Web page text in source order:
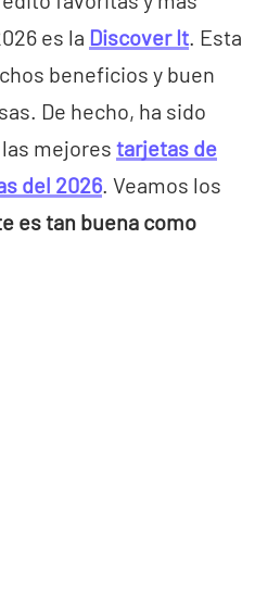
es la Discover It. Esta
beneficios y buen
De hecho, ha sido
mejores tarjetas de
del 2026. Veamos los
es tan buena como